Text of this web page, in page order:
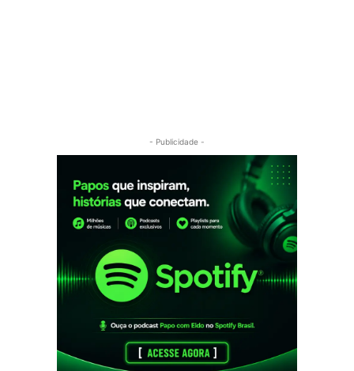
- Publicidade -